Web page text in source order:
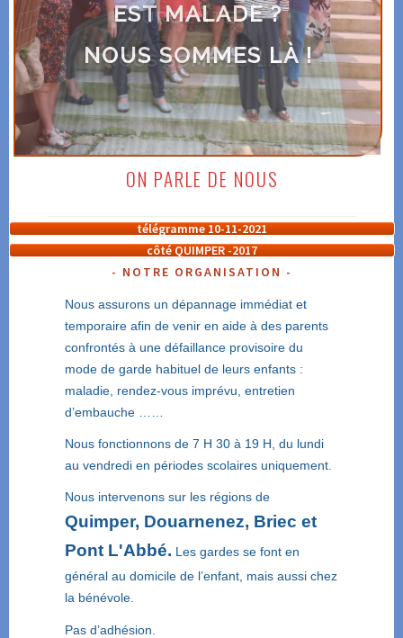
EST MALADE ?
NOUS SOMMES LÀ !
ON PARLE DE NOUS
télégramme 10-11-2021
côté QUIMPER -2017
NOTRE ORGANISATION
Nous assurons un dépannage immédiat et
temporaire afin de venir en aide à des parents
confrontés à une défaillance provisoire du
mode de garde habituel de leurs enfants :
maladie, rendez-vous imprévu, entretien
d’embauche ……
Nous fonctionnons de 7 H 30 à 19 H, du lundi
au vendredi en périodes scolaires uniquement.
Nous intervenons sur les régions de
Quimper, Douarnenez, Briec et
Pont L'Abbé. Les gardes se font en
général au domicile de l’enfant, mais aussi chez
la bénévole.
Pas d’adhésion.